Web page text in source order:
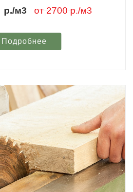
р./м3 от 2700 р./м3
Подробнее